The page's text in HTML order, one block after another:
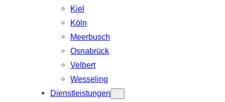
Kiel
Köln
Meerbusch
Osnabrück
Velbert
Wesseling
Dienstleistungen